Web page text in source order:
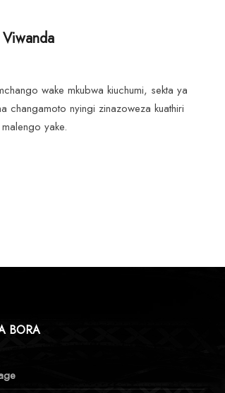
wake mkubwa kiuchumi, sekta ya
changamoto nyingi zinazoweza kuathiri
yake.
BORA